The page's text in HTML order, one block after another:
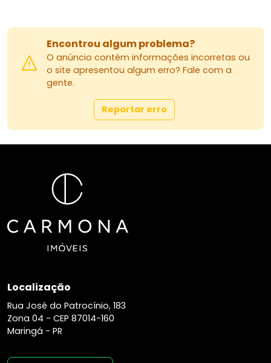
Encontrou algum problema?
O anúncio contém informações incorretas ou
o site apresentou algum erro? Fale com a
gente.
Reportar erro
Localização
Rua José do Patrocínio, 183
Zona 04 - CEP 87014-160
Maringá - PR